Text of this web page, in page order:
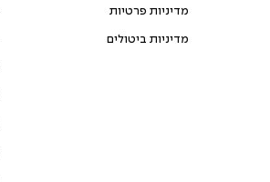
מדיניות פרטיות
מדיניות ביטולים